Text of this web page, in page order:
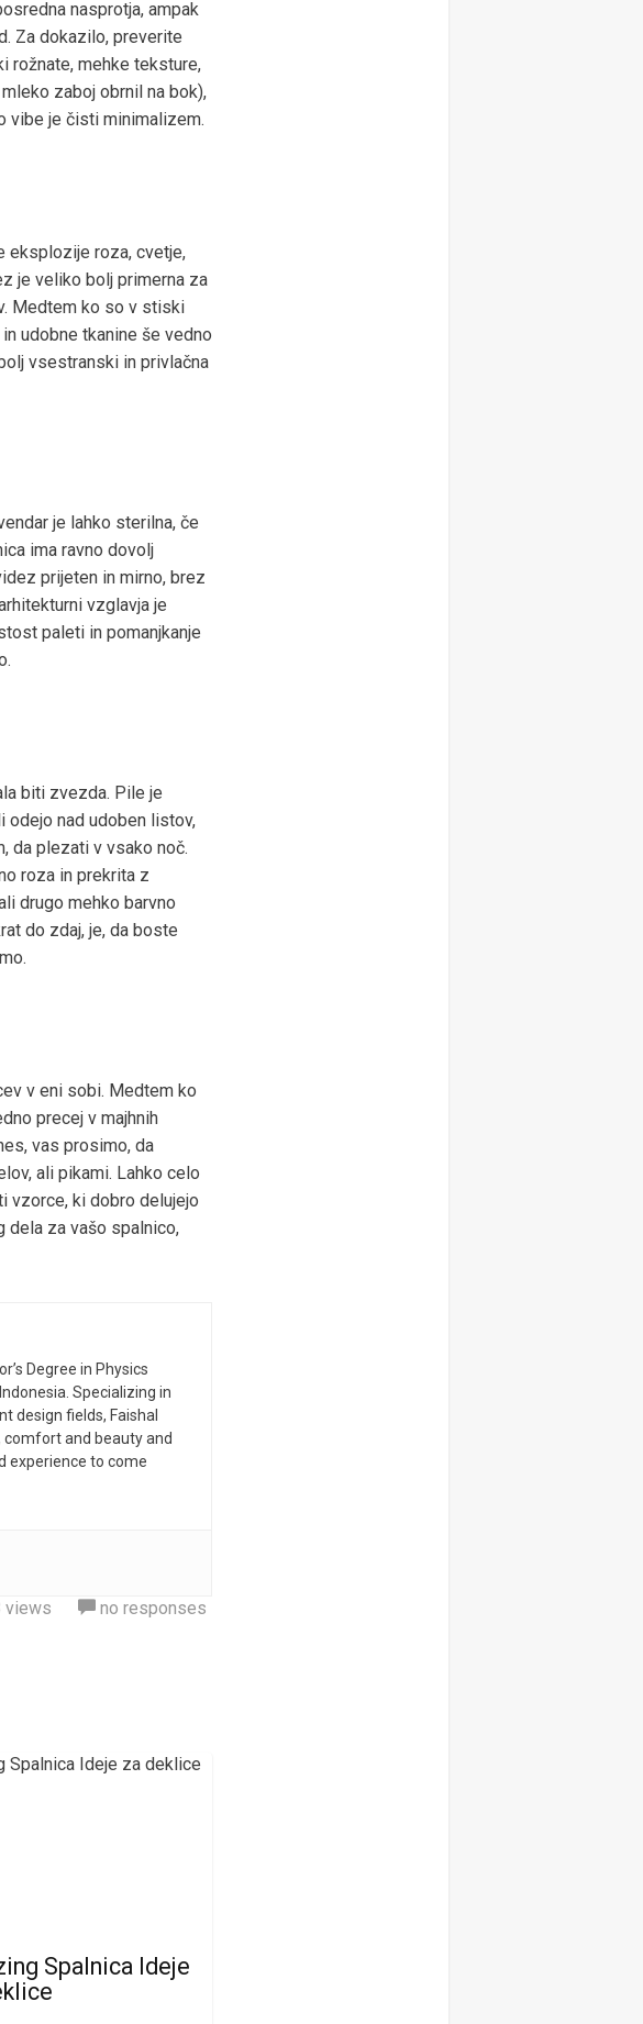
nasprotja, ampak
Za dokazilo, preverite
rožnate, mehke teksture,
zaboj obrnil na bok),
vibe je čisti minimalizem.
eksplozije roza, cvetje,
je veliko bolj primerna za
Medtem ko so v stiski
udobne tkanine še vedno
vsestranski in privlačna
je lahko sterilna, če
ima ravno dovolj
prijeten in mirno, brez
vzglavja je
paleti in pomanjkanje
biti zvezda. Pile je
odejo nad udoben listov,
da plezati v vsako noč.
roza in prekrita z
drugo mehko barvno
do zdaj, je, da boste
v eni sobi. Medtem ko
precej v majhnih
vas prosimo, da
ali pikami. Lahko celo
vzorce, ki dobro delujejo
dela za vašo spalnico,
Degree in Physics
Specializing in
design fields, Faishal
and beauty and
experience to come
no responses
Spalnica Ideje